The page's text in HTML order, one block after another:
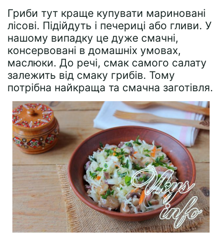
Гриби тут краще купувати мариновані
лісові. Підійдуть і печериці або гливи. У
нашому випадку це дуже смачні,
консервовані в домашніх умовах,
маслюки. До речі, смак самого салату
залежить від смаку грибів. Тому
потрібна найкраща та смачна заготівля.